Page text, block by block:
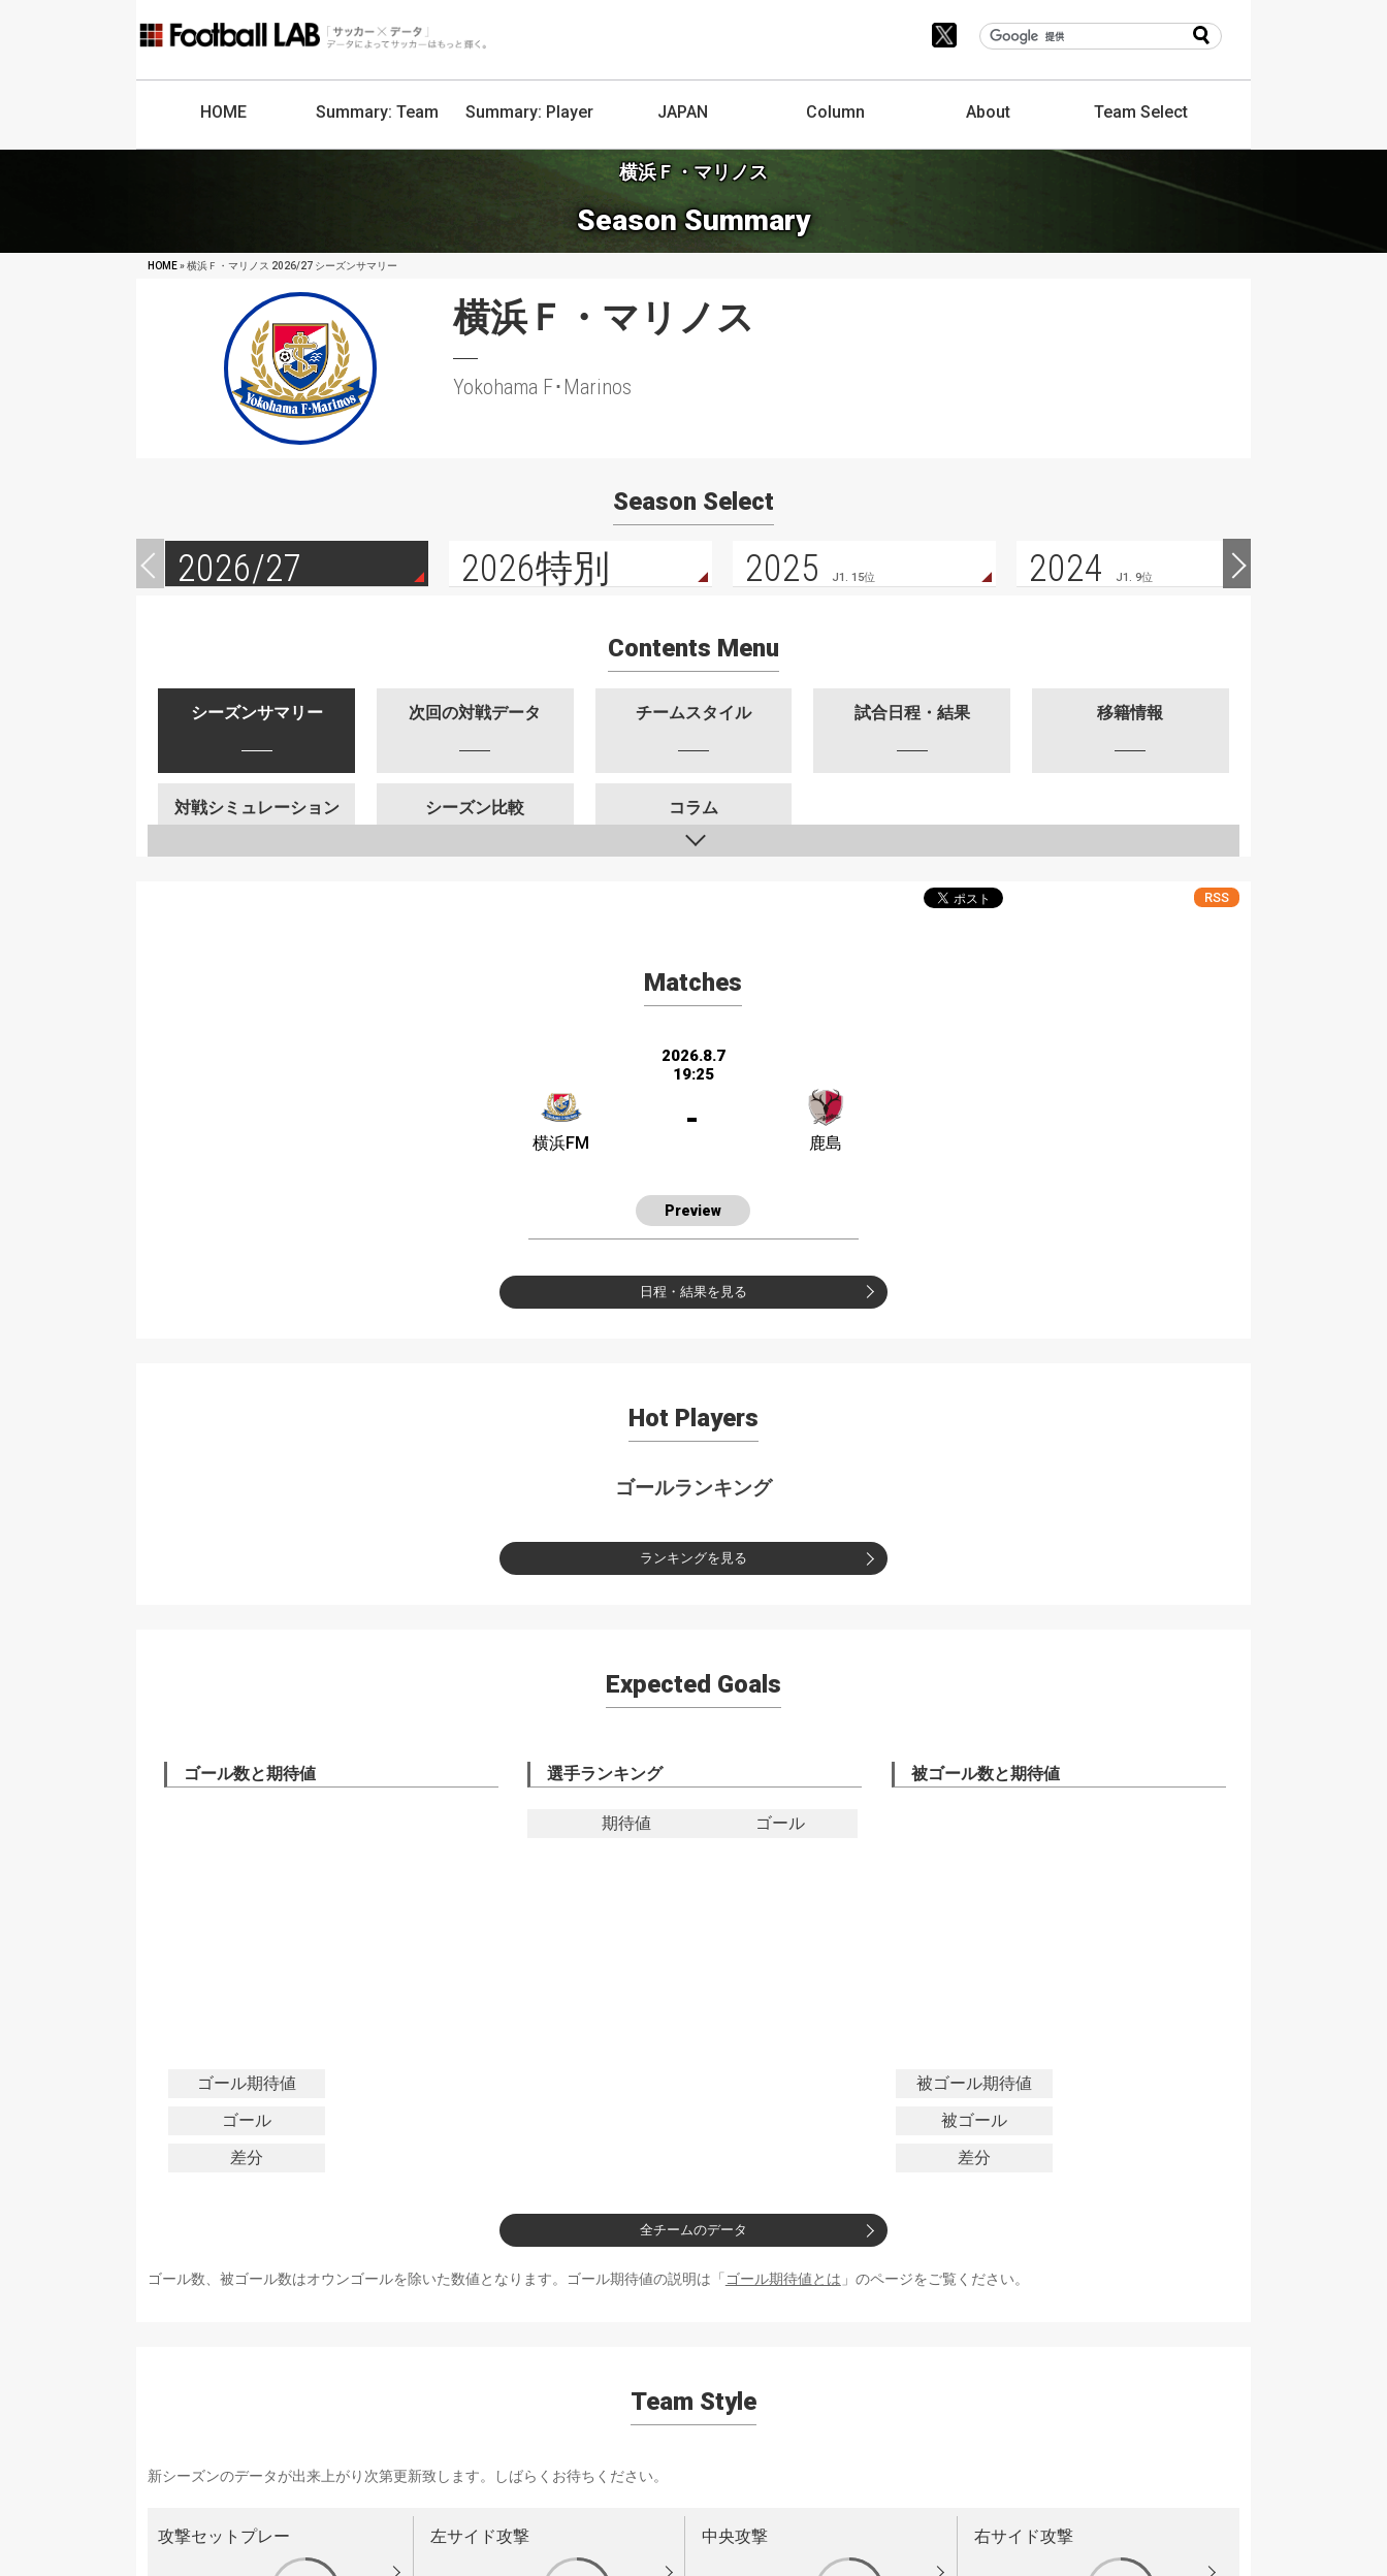
HOME Summary: Team Summary: Player JAPAN Column About TeamSelect
横浜Ｆ・マリノス
Season Summary
HOME» 横浜Ｆ・マリノス 2026/27 シーズンサマリー
横浜Ｆ・マリノス
Yokohama F･Marinos
Season Select
2026/27 2026特別 2025 J1. 15位 2024 J1. 9位
Contents Menu
シーズンサマリー 次回の対戦データ チームスタイル 試合日程・結果 移籍情報
対戦シミュレーション シーズン比較 コラム
RSS
Matches
2026.8.7
19:25
-
横浜FM 鹿島
Preview
日程・結果を見る
Hot Players
ゴールランキング
ランキングを見る
Expected Goals
ゴール数と期待値
ゴール期待値
ゴール
差分
選手ランキング
期待値 ゴール
被ゴール数と期待値
被ゴール期待値
被ゴール
差分
全チームのデータ
ゴール数、被ゴール数はオウンゴールを除いた数値となります。ゴール期待値の説明は「 ゴール期待値とは 」のページをご覧ください。
Team Style
新シーズンのデータが出来上がり次第更新致します。しばらくお待ちください。
攻撃セットプレー 左サイド攻撃 中央攻撃 右サイド攻撃